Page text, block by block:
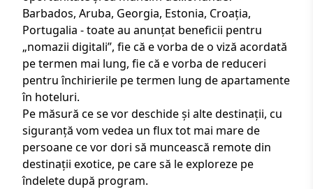
Barbados, Aruba, Georgia, Estonia, Croația,
Portugalia - toate au anunțat beneficii pentru
„nomazii digitali”, fie că e vorba de o viză acordată
pe termen mai lung, fie că e vorba de reduceri
pentru închirierile pe termen lung de apartamente
în hoteluri.
Pe măsură ce se vor deschide și alte destinații, cu
siguranță vom vedea un flux tot mai mare de
persoane ce vor dori să muncească remote din
destinații exotice, pe care să le exploreze pe
îndelete după program.